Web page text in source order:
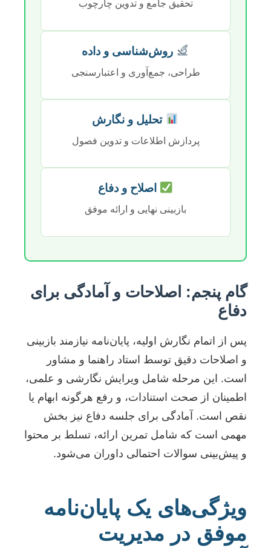
تحقیق جامع و تدوین چارچوب
روش‌شناسی و داده
طراحی، جمع‌آوری و اعتبارسنجی
تحلیل و نگارش
پردازش اطلاعات و تدوین فصول
اصلاح و دفاع
بازبینی نهایی و ارائه موفق
گام پنجم: اصلاحات و آمادگی برای
دفاع
پس از اتمام نگارش اولیه، پایان‌نامه نیازمند بازبینی
و اصلاحات دقیق توسط استاد راهنما و مشاور
است. این مرحله شامل ویرایش نگارشی و علمی،
اطمینان از صحت استنادات، و رفع هرگونه ابهام یا
نقص است. آمادگی برای جلسه دفاع نیز بخش
مهمی است که شامل تمرین ارائه، تسلط بر محتوا
و پیش‌بینی سوالات احتمالی داوران می‌شود.
ویژگی‌های یک پایان‌نامه
موفق در مدیریت